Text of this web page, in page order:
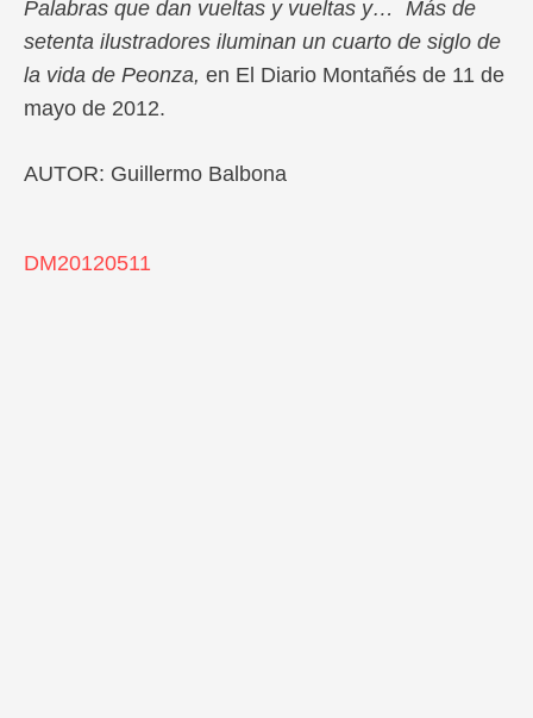
Palabras que dan vueltas y vueltas y… Más de
setenta ilustradores iluminan un cuarto de siglo de
la vida de Peonza, en El Diario Montañés de 11 de
mayo de 2012.
AUTOR: Guillermo Balbona
DM20120511